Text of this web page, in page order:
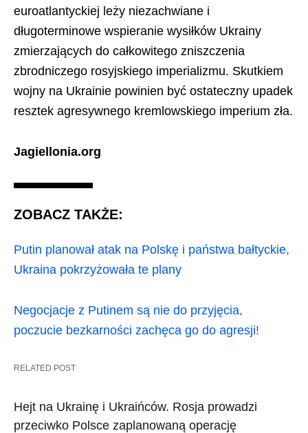
euroatlantyckiej leży niezachwiane i
długoterminowe wspieranie wysiłków Ukrainy
zmierzających do całkowitego zniszczenia
zbrodniczego rosyjskiego imperializmu. Skutkiem
wojny na Ukrainie powinien być ostateczny upadek
resztek agresywnego kremlowskiego imperium zła.
Jagiellonia.org
ZOBACZ TAKŻE:
Putin planował atak na Polskę i państwa bałtyckie,
Ukraina pokrzyżowała te plany
Negocjacje z Putinem są nie do przyjęcia,
poczucie bezkarności zachęca go do agresji!
RELATED POST
Hejt na Ukrainę i Ukraińców. Rosja prowadzi
przeciwko Polsce zaplanowaną operację